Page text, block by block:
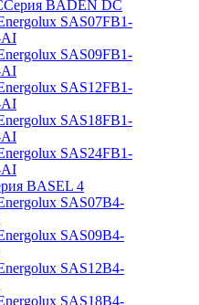
Серия BADEN DC
SAS07FB1-
AI
SAS09FB1-
AI
SAS12FB1-
AI
SAS18FB1-
AI
SAS24FB1-
AI
BASEL 4
SAS07B4-
SAS09B4-
SAS12B4-
SAS18B4-